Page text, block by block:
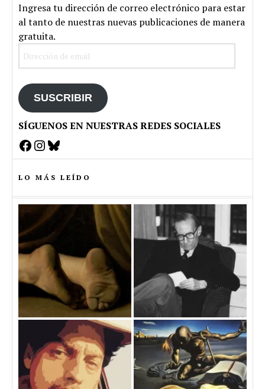
Ingresa tu dirección de correo electrónico para estar
al tanto de nuestras nuevas publicaciones de manera
gratuita.
SUSCRIBIR
SÍGUENOS EN NUESTRAS REDES SOCIALES
Facebook
Instagram
Bluesky
LO MÁS LEÍDO